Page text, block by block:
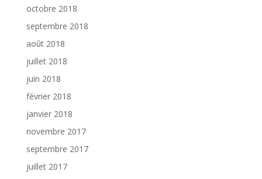
octobre 2018
septembre 2018
août 2018
juillet 2018
juin 2018
février 2018
janvier 2018
novembre 2017
septembre 2017
juillet 2017